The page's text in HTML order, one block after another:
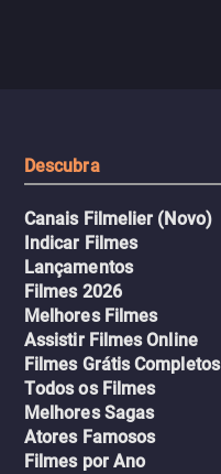
Descubra
Canais Filmelier (Novo)
Indicar Filmes
Lançamentos
Filmes 2026
Melhores Filmes
Assistir Filmes Online
Filmes Grátis Completos
Todos os Filmes
Melhores Sagas
Atores Famosos
Filmes por Ano